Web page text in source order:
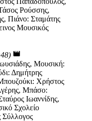
Ρούσσης,
Πιάνο: Σταμάτης
Μουσικός
movie
Μουσική:
Δημήτρης
Χρήστος
Μπάσο:
Ιωαννίδης,
Σχολείο
Σύλλογος